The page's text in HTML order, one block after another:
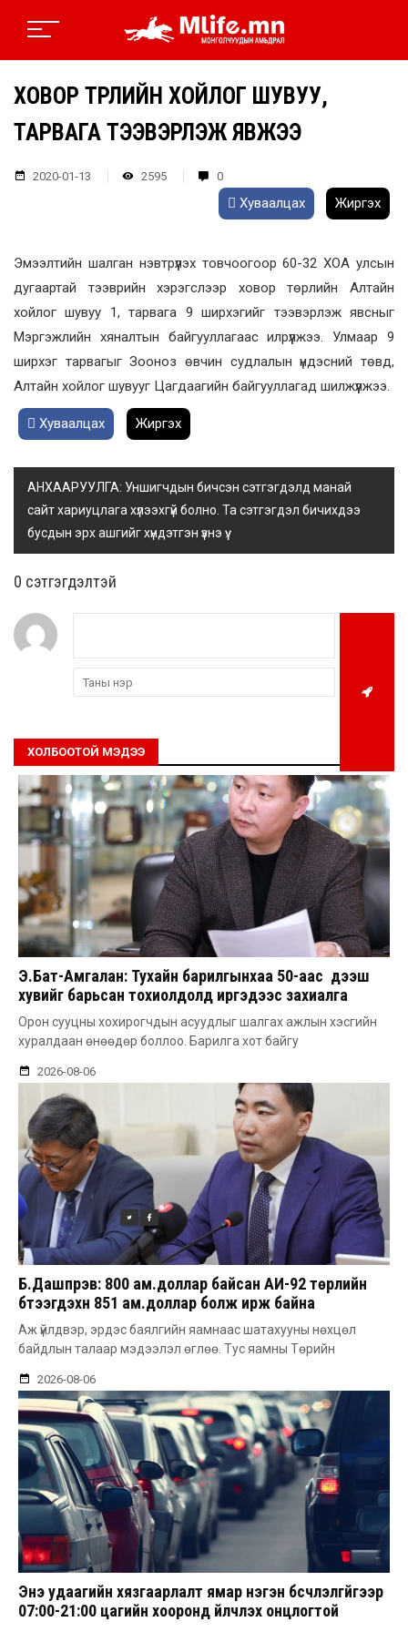
ХОВОР ТӨРЛИЙН ХОЙЛОГ ШУВУУ,
ТАРВАГА ТЭЭВЭРЛЭЖ ЯВЖЭЭ
2020-01-13 2595 0
Хуваалцах Жиргэх
Эмээлтийн шалган нэвтрүүлэх товчоогоор 60-32 ХОА улсын
дугаартай тээврийн хэрэгслээр ховор төрлийн Алтайн
хойлог шувуу 1, тарвага 9 ширхэгийг тээвэрлэж явсныг
Мэргэжлийн хяналтын байгууллагаас илрүүлжээ. Улмаар 9
ширхэг тарвагыг Зооноз өвчин судлалын үндэсний төвд,
Алтайн хойлог шувууг Цагдаагийн байгууллагад шилжүүлжээ.
Хуваалцах Жиргэх
АНХААРУУЛГА: Уншигчдын бичсэн сэтгэгдэлд манай
сайт хариуцлага хүлээхгүй болно. Та сэтгэгдэл бичихдээ
бусдын эрх ашгийг хүндэтгэн үзнэ үү.
0 cэтгэгдэлтэй
ХОЛБООТОЙ МЭДЭЭ
Э.Бат-Амгалан: Тухайн барилгынхаа 50-аас дээш
хувийг барьсан тохиолдолд иргэдээс захиалга
авдаг болгоно
Орон сууцны хохирогчдын асуудлыг шалгах ажлын хэсгийн
хуралдаан өнөөдөр боллоо. Барилга хот байгу
2026-08-06
Б.Дашпүрэв: 800 ам.доллар байсан АИ-92 төрлийн
бүтээгдэхүүн 851 ам.доллар болж ирж байна
Аж үйлдвэр, эрдэс баялгийн яамнаас шатахууны нөхцөл
байдлын талаар мэдээлэл өглөө. Тус яамны Төрийн
2026-08-06
Энэ удаагийн хязгаарлалт ямар нэгэн бүсчлэлгүйгээр
07:00-21:00 цагийн хооронд үйлчлэх онцлогтой